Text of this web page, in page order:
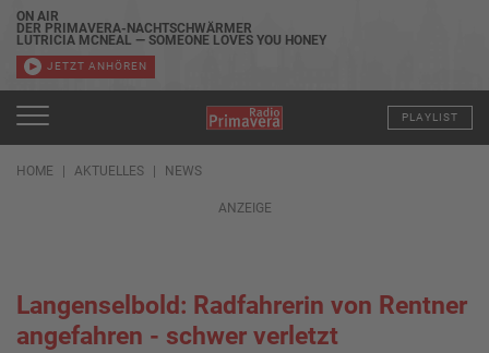
ON AIR
DER PRIMAVERA-NACHTSCHWÄRMER
LUTRICIA MCNEAL — SOMEONE LOVES YOU HONEY
JETZT ANHÖREN
PLAYLIST
HOME AKTUELLES NEWS
ANZEIGE
Langenselbold: Radfahrerin von Rentner
angefahren - schwer verletzt